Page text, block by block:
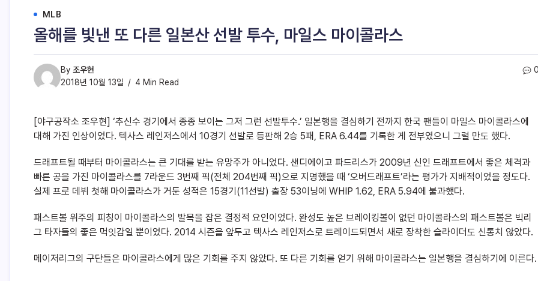
MLB
올해를 빛낸 또 다른 일본산 선발 투수, 마일스 마이콜라스
By 조우현
2018년 10월 13일
4 Min Read
[야구공작소 조우현] ‘추신수 경기에서 종종 보이는 그저 그런 선발투수.’ 일본행을 결심하기 전까지 한국 팬들이 마일스 마이콜라스에
대해 가진 인상이었다. 텍사스 레인저스에서 10경기 선발로 등판해 2승 5패, ERA 6.44를 기록한 게 전부였으니 그럴 만도 했다.
드래프트될 때부터 마이콜라스는 큰 기대를 받는 유망주가 아니었다. 샌디에이고 파드리스가 2009년 신인 드래프트에서 좋은 체격과
빠른 공을 가진 마이콜라스를 7라운드 3번째 픽(전체 204번째 픽)으로 지명했을 때 ‘오버드래프트’라는 평가가 지배적이었을 정도다.
실제 프로 데뷔 첫해 마이콜라스가 거둔 성적은 15경기(11선발) 출장 53이닝에 WHIP 1.62, ERA 5.94에 불과했다.
패스트볼 위주의 피칭이 마이콜라스의 발목을 잡은 결정적 요인이었다. 완성도 높은 브레이킹볼이 없던 마이콜라스의 패스트볼은 빅리
그 타자들의 좋은 먹잇감일 뿐이었다. 2014 시즌을 앞두고 텍사스 레인저스로 트레이드되면서 새로 장착한 슬라이더도 신통치 않았다.
메이저리그의 구단들은 마이콜라스에게 많은 기회를 주지 않았다. 또 다른 기회를 얻기 위해 마이콜라스는 일본행을 결심하기에 이른다.